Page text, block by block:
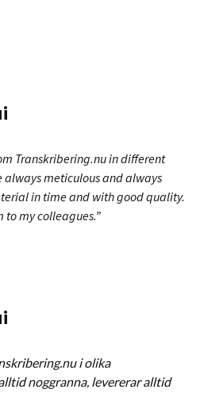
Transkribering.nu in different
always meticulous and always
in time and with good quality.
my colleagues.”
i olika
noggranna, levererar alltid